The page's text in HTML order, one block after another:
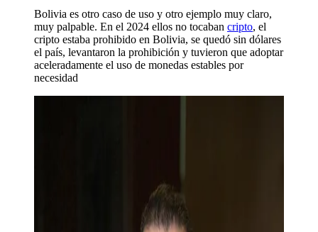
Bolivia es otro caso de uso y otro ejemplo muy claro,
muy palpable. En el 2024 ellos no tocaban cripto, el
cripto estaba prohibido en Bolivia, se quedó sin dólares
el país, levantaron la prohibición y tuvieron que adoptar
aceleradamente el uso de monedas estables por
necesidad